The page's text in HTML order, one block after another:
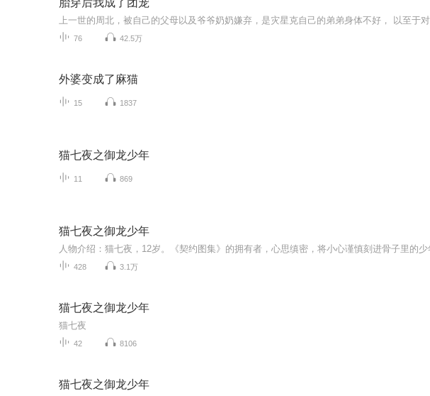
胎穿后我成了团宠
76 42.5万
外婆变成了麻猫
15 1837
猫七夜之御龙少年
11 869
猫七夜之御龙少年
428 3.1万
猫七夜之御龙少年
猫七夜
42 8106
猫七夜之御龙少年